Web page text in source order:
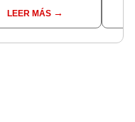
la vuelta"
LEER MÁS